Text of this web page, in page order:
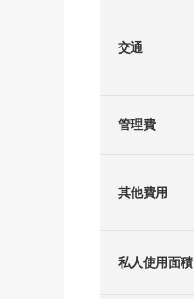
交通
管理費
其他費用
私人使用面積